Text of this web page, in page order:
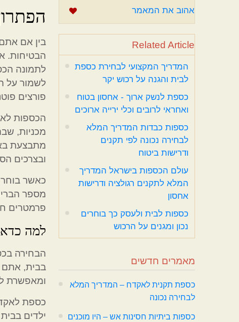
בין אם
הבטיחות.
לתמונה
לשמור על
פורצים
הכספות
מכניות,
מתבצעת
ובצרכים
כאשר
מספר
פרמטרים
למה
הבחירה
בבית, אתם
ומאפשרת
כספת
ילדים
אהוב את המאמר
Related Article
המדריך המקצועי לבחירת כספת
לבית והגנה על רכוש יקר
כספת לנשק ארוך - אחסון בטוח
ואחראי לרובים וכלי ירייה ארוכים
כספות כבדות המדריך המלא
לבחירה נכונה לפי תקנים
ודרישות ביטוח
עולם הכספות בישראל המדריך
המלא לתקנים רגולציה ודרישות
אחסון
כספות לבית ולעסק כך בוחרים
נכון ומגנים על הרכוש
מאמרים חדשים
כספת תקנית לאקדח – המדריך המלא
לבחירה נכונה
כספות ביתיות חסינות אש – היו מוכנים